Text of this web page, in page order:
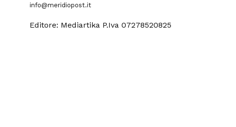
info@meridiopost.it
Editore: Mediartika P.Iva 07278520825